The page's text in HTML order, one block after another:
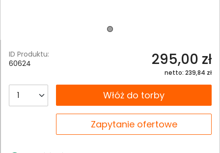
ID Produktu:
60624
295,00 zł
netto: 239,84 zł
__B2C.PRODUCT.QUANTITYWłóż do torby
Zapytanie ofertowe